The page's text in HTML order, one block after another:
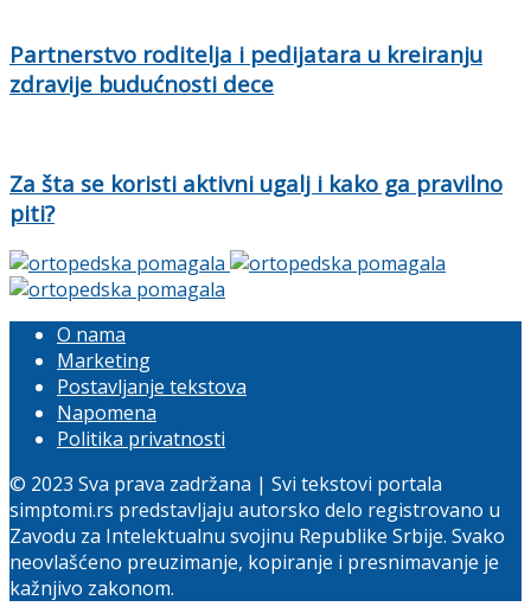
Partnerstvo roditelja i pedijatara u kreiranju
zdravije budućnosti dece
Za šta se koristi aktivni ugalj i kako ga pravilno
piti?
O nama
Marketing
Postavljanje tekstova
Napomena
Politika privatnosti
© 2023 Sva prava zadržana | Svi tekstovi portala
simptomi.rs predstavljaju autorsko delo registrovano u
Zavodu za Intelektualnu svojinu Republike Srbije. Svako
neovlašćeno preuzimanje, kopiranje i presnimavanje je
kažnjivo zakonom.